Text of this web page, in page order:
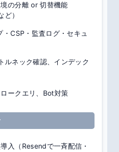
の分離 or 切替機能
ど）
・CSP・監査ログ・セキュ
ルネック確認、インデック
ークエリ、Bot対策
入（Resendで一斉配信・